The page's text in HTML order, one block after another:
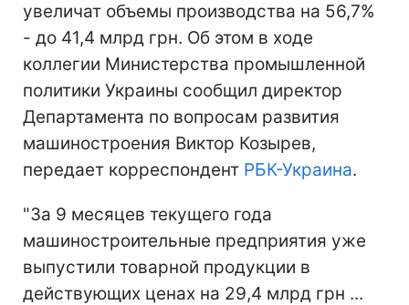
увеличат объемы производства на 56,7%
- до 41,4 млрд грн. Об этом в ходе
коллегии Министерства промышленной
политики Украины сообщил директор
Департамента по вопросам развития
машиностроения Виктор Козырев,
передает корреспондент РБК-Украина.
"За 9 месяцев текущего года
машиностроительные предприятия уже
выпустили товарной продукции в
действующих ценах на 29,4 млрд грн ...